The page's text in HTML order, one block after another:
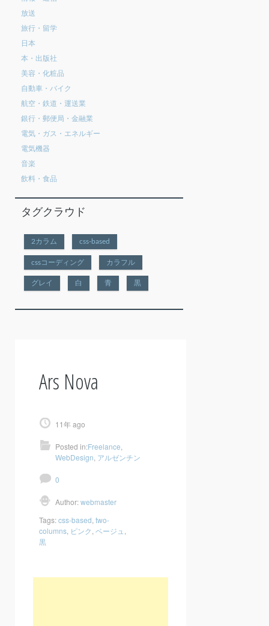
放送
旅行・留学
日本
本・出版社
美容・化粧品
自動車・バイク
航空・鉄道・運送業
銀行・郵便局・金融業
電気・ガス・エネルギー
電気機器
音楽
飲料・食品
タグクラウド
2カラム css-based
cssコーディング カラフル
グレイ 白 青 黒
Ars Nova
11年 ago
Posted in:Freelance
WebDesign アルゼンチン
0
Author:webmaster
Tags:css-based two-
columns ピンク ベージュ
黒